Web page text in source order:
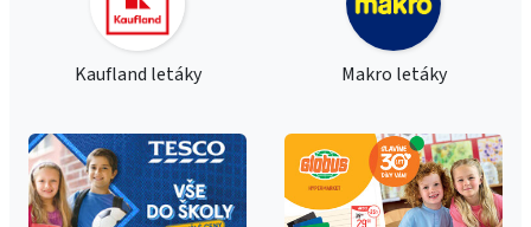
Kaufland letáky Makro letáky